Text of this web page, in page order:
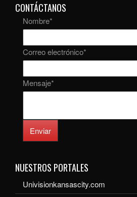
CONTÁCTANOS
Nombre*
Correo electrónico*
Mensaje*
Enviar
NUESTROS PORTALES
Univisionkansascity.com